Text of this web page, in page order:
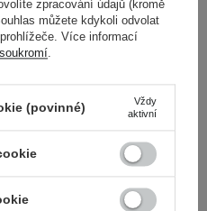
zpracování údajů (kromě
můžete kdykoli odvolat
Více informací
.
(povinné)
Vždy
aktivní